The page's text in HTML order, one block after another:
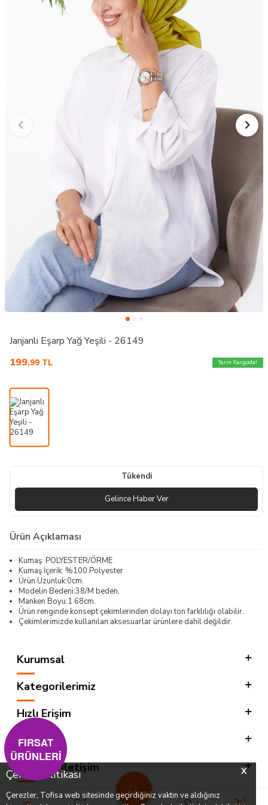
X
Çerez Politikası
Çerezler, Tofisa web sitesinde geçirdiğiniz vaktin ve aldığınız
0 0
Janjanlı Eşarp Yağ Yeşili - 26149
199,99 TL Yarın Kargoda!
Tükendi
Gelince Haber Ver
Ürün Açıklaması
Kumaş: POLYESTER/ÖRME
Kumaş İçerik: %100 Polyester
Ürün Uzunluk:0cm.
Modelin Bedeni:38/M beden.
Manken Boyu:1.68cm.
Ürün renginde konsept çekimlerinden dolayı ton farklılığı olabilir.
Çekimlerimizde kullanılan aksesuarlar ürünlere dahil değildir.
Kurumsal
Kategorilerimiz
Hızlı Erişim
Sosyal
Adres & İletişim
FIRSAT
ÜRÜNLERİ